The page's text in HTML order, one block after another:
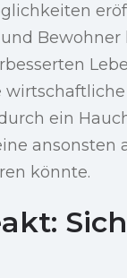
Bewohner
ein
ansonsten
könnte.